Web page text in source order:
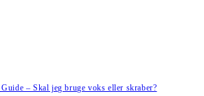
– Skal jeg bruge voks eller skraber?